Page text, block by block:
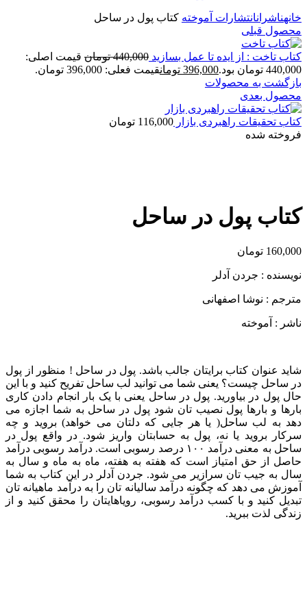
خانهناشرانانتشارات آموخته کتاب پول در ساحل
محصول قبلی
کتاب تاخت : از ایده تا عمل بسازید 440,000 تومان قیمت اصلی:
440,000 تومان بود.
396,000 تومانقیمت فعلی: 396,000 تومان.
بازگشت به محصولات
محصول بعدی
کتاب تحقیقات راهبردی بازار 116,000 تومان
فروخته شده
کتاب پول در ساحل
160,000 تومان
نویسنده : جردن آدلر
مترجم : نوشا اصفهانی
ناشر : آموخته
شاید عنوان کتاب برایتان جالب باشد. پول در ساحل ! منظور از پول
در ساحل چیست؟ یعنی شما می توانید لب ساحل تفریح کنید و با این
حال پول در بیاورید. پول در ساحل یعنی با یک بار انجام دادن کاری
بارها و بارها پول نصیب تان شود پول در ساحل به شما اجازه می
دهد به لب ساحل( یا هر جایی که دلتان می خواهد) بروید و چه
سرکار بروید یا نه، پول به حسابتان واریز شود. در واقع پول در
ساحل به معنی درآمد ۱۰۰ درصد رسوبی است. درآمد رسوبی درآمد
حاصل از حق امتیاز است که هفته به هفته، ماه به ماه و سال به
سال به جیب تان سرازیر می شود. جردن آدلر در این کتاب به شما
آموزش می دهد که چگونه درآمد سالیانه تان را به درآمد ماهیانه تان
تبدیل کنید و با کسب درآمد رسوبی، رویاهایتان را محقق کنید و از
زندگی لذت ببرید.